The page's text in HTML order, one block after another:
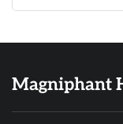
Magniphant